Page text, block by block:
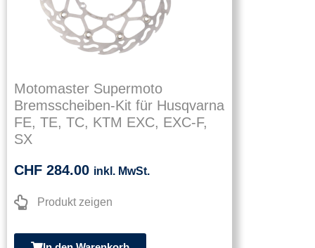
Motomaster Supermoto
Bremsscheiben-Kit für Husqvarna
FE, TE, TC, KTM EXC, EXC-F,
SX
CHF 284.00 inkl. MwSt.
Produkt zeigen